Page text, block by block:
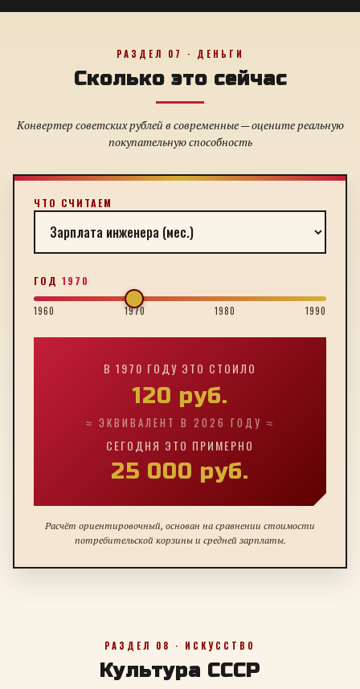
РАЗДЕЛ 07 · ДЕНЬГИ
Сколько это сейчас
Конвертер советских рублей в современные — оцените реальную
покупательную способность
ЧТО СЧИТАЕМ
ГОД 1970
1960 1970 1980 1990
В 1970 ГОДУ ЭТО СТОИЛО
120 руб.
≈ ЭКВИВАЛЕНТ В 2026 ГОДУ ≈
СЕГОДНЯ ЭТО ПРИМЕРНО
25 000 руб.
Расчёт ориентировочный, основан на сравнении стоимости
потребительской корзины и средней зарплаты.
РАЗДЕЛ 08 · ИСКУССТВО
Культура СССР